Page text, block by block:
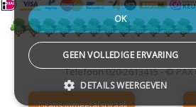
Telefoon020-2613415 -© PAX
-
OK
GEEN VOLLEDIGE ERVARING
DETAILS WEERGEVEN